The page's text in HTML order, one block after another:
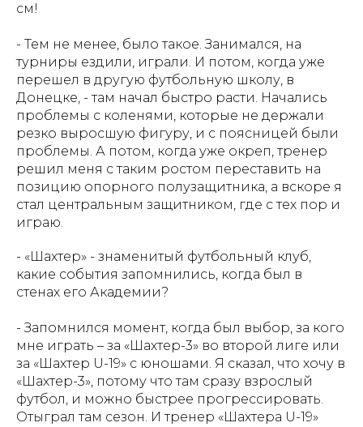
см!
- Тем не менее, было такое. Занимался, на
турниры ездили, играли. И потом, когда уже
перешел в другую футбольную школу, в
Донецке, - там начал быстро расти. Начались
проблемы с коленями, которые не держали
резко выросшую фигуру, и с поясницей были
проблемы. А потом, когда уже окреп, тренер
решил меня с таким ростом переставить на
позицию опорного полузащитника, а вскоре я
стал центральным защитником, где с тех пор и
играю.
- «Шахтер» - знаменитый футбольный клуб,
какие события запомнились, когда был в
стенах его Академии?
- Запомнился момент, когда был выбор, за кого
мне играть – за «Шахтер-3» во второй лиге или
за «Шахтер U-19» с юношами. Я сказал, что хочу в
«Шахтер-3», потому что там сразу взрослый
футбол, и можно быстрее прогрессировать.
Отыграл там сезон. И тренер «Шахтера U-19»